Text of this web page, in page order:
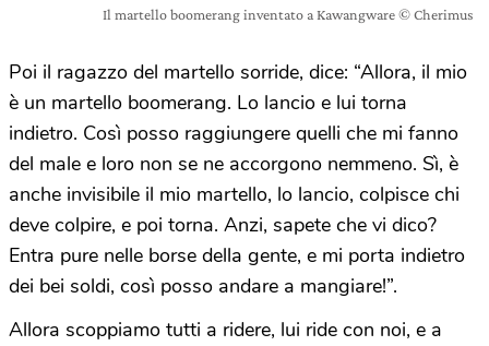
Il martello boomerang inventato a Kawangware © Cherimus
Poi il ragazzo del martello sorride, dice: “Allora, il mio
è un martello boomerang. Lo lancio e lui torna
indietro. Così posso raggiungere quelli che mi fanno
del male e loro non se ne accorgono nemmeno. Sì, è
anche invisibile il mio martello, lo lancio, colpisce chi
deve colpire, e poi torna. Anzi, sapete che vi dico?
Entra pure nelle borse della gente, e mi porta indietro
dei bei soldi, così posso andare a mangiare!”.
Allora scoppiamo tutti a ridere, lui ride con noi, e a